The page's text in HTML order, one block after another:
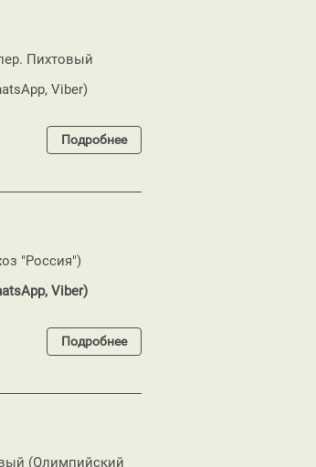
Пихтовый
Viber)
Подробнее
"Россия")
Viber)
Подробнее
(Олимпийский